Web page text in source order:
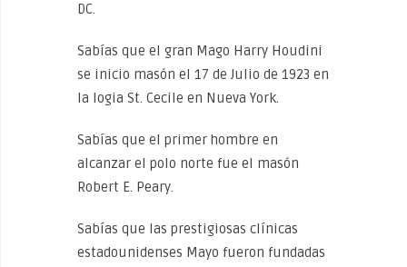
DC.
Sabías que el gran Mago Harry Houdini
se inicio masón el 17 de Julio de 1923 en
la logia St. Cecile en Nueva York.
Sabías que el primer hombre en
alcanzar el polo norte fue el masón
Robert E. Peary.
Sabías que las prestigiosas clínicas
estadounidenses Mayo fueron fundadas